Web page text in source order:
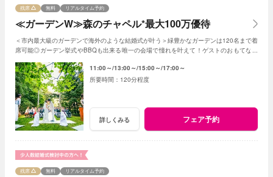
≪ガーデンW≫森のチャペル*最大100万優待
残席 無料 リアルタイム予約
＜市内最大級のガーデンで海外のような結婚式が叶う＞緑豊かなガーデンは120名まで着
席可能◎ガーデン挙式やBBQも出来る唯一の会場で憧れを叶えて！ゲストのおもてなし
11:00～ 13:00～ 15:00～ 17:00～
120分程度
詳しくみる フェア予約
残席 無料 リアルタイム予約